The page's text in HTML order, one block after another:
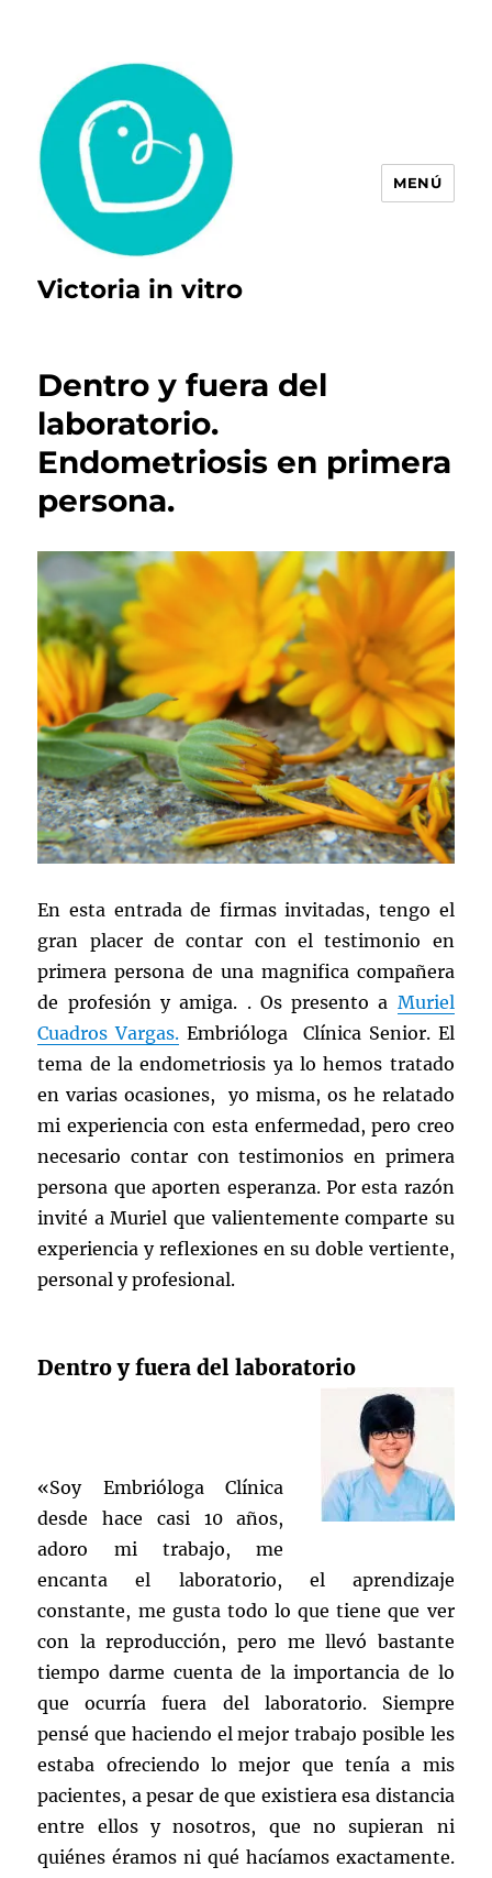
Victoria in vitro
MENÚ
Dentro y fuera del
laboratorio.
Endometriosis en primera
persona.
En esta entrada de firmas invitadas, tengo el
gran placer de contar con el testimonio en
primera persona de una magnifica compañera
de profesión y amiga. . Os presento a Muriel
Cuadros Vargas. Embrióloga Clínica Senior. El
tema de la endometriosis ya lo hemos tratado
en varias ocasiones, yo misma, os he relatado
mi experiencia con esta enfermedad, pero creo
necesario contar con testimonios en primera
persona que aporten esperanza. Por esta razón
invité a Muriel que valientemente comparte su
experiencia y reflexiones en su doble vertiente,
personal y profesional.
Dentro y fuera del laboratorio
«Soy Embrióloga Clínica
desde hace casi 10 años,
adoro mi trabajo, me
encanta el laboratorio, el aprendizaje
constante, me gusta todo lo que tiene que ver
con la reproducción, pero me llevó bastante
tiempo darme cuenta de la importancia de lo
que ocurría fuera del laboratorio. Siempre
pensé que haciendo el mejor trabajo posible les
estaba ofreciendo lo mejor que tenía a mis
pacientes, a pesar de que existiera esa distancia
entre ellos y nosotros, que no supieran ni
quiénes éramos ni qué hacíamos exactamente.